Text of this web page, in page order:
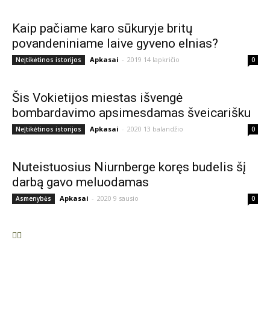
Kaip pačiame karo sūkuryje britų
povandeniniame laive gyveno elnias?
Neįtikėtinos istorijos Apkasai - 2019 14 lapkričio 0
Šis Vokietijos miestas išvengė
bombardavimo apsimesdamas šveicarišku
Neįtikėtinos istorijos Apkasai - 2020 13 balandžio 0
Nuteistuosius Niurnberge koręs budelis šį
darbą gavo meluodamas
Asmenybės Apkasai - 2020 9 sausio 0